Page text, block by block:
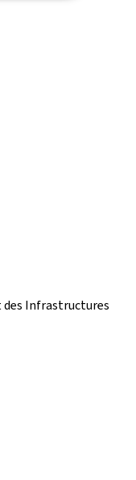
des Infrastructures